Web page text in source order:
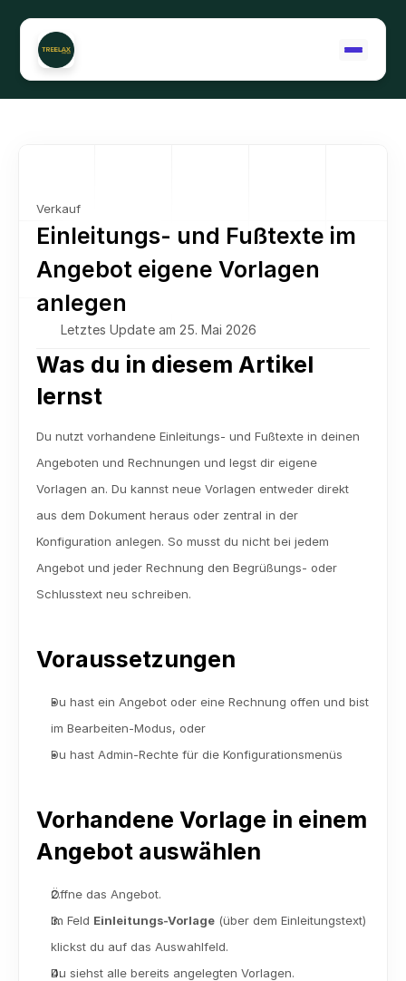
Support kontaktieren
Verkauf
Einleitungs- und Fußtexte im
Angebot eigene Vorlagen
anlegen
Letztes Update am 25. Mai 2026
Was du in diesem Artikel
lernst
Du nutzt vorhandene Einleitungs- und Fußtexte in deinen
Angeboten und Rechnungen und legst dir eigene
Vorlagen an. Du kannst neue Vorlagen entweder direkt
aus dem Dokument heraus oder zentral in der
Konfiguration anlegen. So musst du nicht bei jedem
Angebot und jeder Rechnung den Begrüßungs- oder
Schlusstext neu schreiben.
Voraussetzungen
Du hast ein Angebot oder eine Rechnung offen und bist
im Bearbeiten-Modus, oder
Du hast Admin-Rechte für die Konfigurationsmenüs
Vorhandene Vorlage in einem
Angebot auswählen
Öffne das Angebot.
Im Feld Einleitungs-Vorlage (über dem Einleitungstext)
klickst du auf das Auswahlfeld.
Du siehst alle bereits angelegten Vorlagen.